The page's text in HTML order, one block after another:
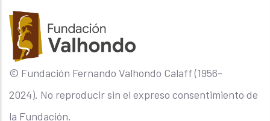
© Fundación Fernando Valhondo Calaff (1956-
2024). No reproducir sin el expreso consentimiento de
la Fundación.